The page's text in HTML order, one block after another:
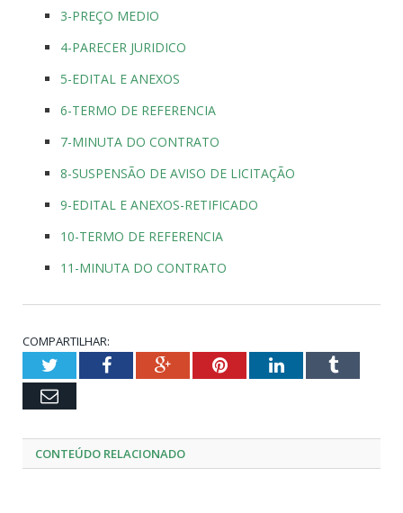
3-PREÇO MEDIO
4-PARECER JURIDICO
5-EDITAL E ANEXOS
6-TERMO DE REFERENCIA
7-MINUTA DO CONTRATO
8-SUSPENSÃO DE AVISO DE LICITAÇÃO
9-EDITAL E ANEXOS-RETIFICADO
10-TERMO DE REFERENCIA
11-MINUTA DO CONTRATO
COMPARTILHAR:
TwitterFacebookGoogle+PinterestLinkedInTumblr
Email
CONTEÚDO RELACIONADO